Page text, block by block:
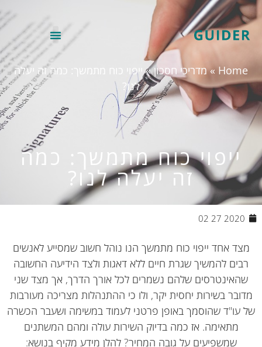
»מדריכי חסכון»ייפוי כוח מתמשך: כמה זה יעלה
לנו?
ייפוי כוח מתמשך: כמה
זה יעלה לנו?
2020 27 02
אחד ייפוי כוח מתמשך הנו נוהל חשוב שמסייע לאנשים
להמשיך שגרת חיים ללא דאגות ולצד הידיעה החשובה
שלהם נשמרים לכל אורך הדרך, אך מצד שני
בשירות יחסית יקר, ולו כי ההתנהלות מצריכה מעורבות
עו"ד שהוסמך באופן פרטני לעמוד במשימה ושעבר הכשרה
מתאימה. אז כמה בדיוק השירות עולה ומהם המשתנים
שמשפיעים על גובה המחיר? להלן מידע מקיף בנושא: